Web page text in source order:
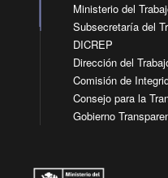
Ministerio del
Subsecretaría del
DICREP
Dirección del
Comisión de
Consejo para la
Gobierno